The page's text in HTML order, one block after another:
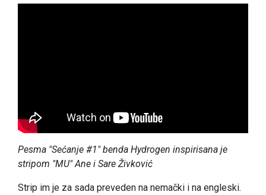
Pesma "Sećanje #1" benda Hydrogen inspirisana je
stripom "MU" Ane i Sare Živković
Strip im je za sada preveden na nemački i na engleski.